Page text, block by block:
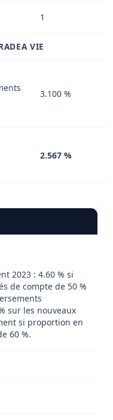
1
VIE
3.100 %
2.567 %
2023 : 4.60 % si
de compte de 50 %
sur les nouveaux
si proportion en
60 %.